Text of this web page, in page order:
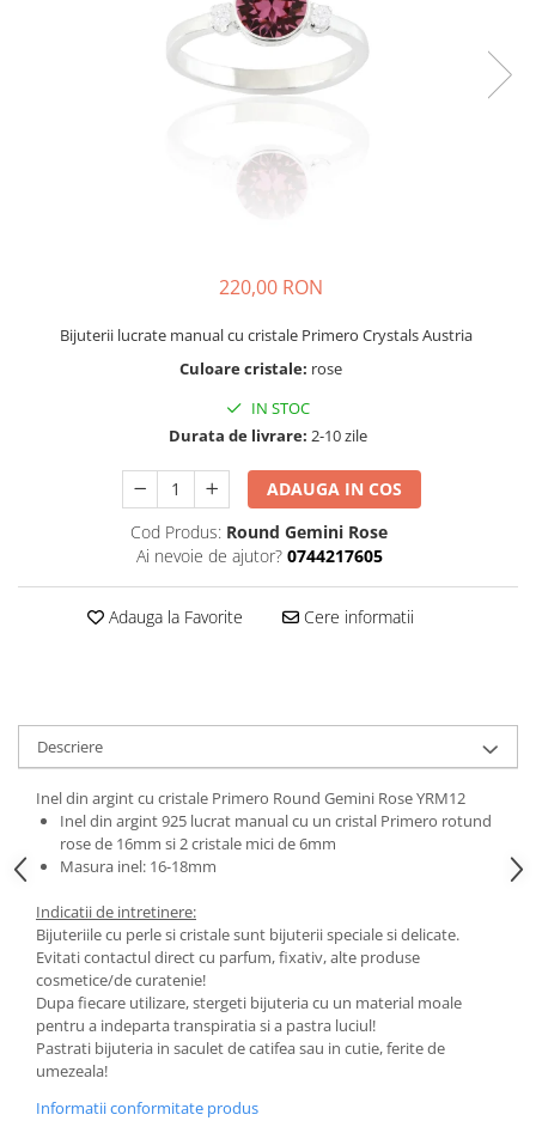
220,00 RON
Bijuterii lucrate manual cu cristale Primero Crystals Austria
Culoare cristale: rose
IN STOC
Durata de livrare: 2-10 zile
ADAUGA IN COS
Cod Produs: Round Gemini Rose
Ai nevoie de ajutor? 0744217605
Adauga la Favorite Cere informatii
Descriere
Inel din argint cu cristale Primero Round Gemini Rose YRM12
Inel din argint 925 lucrat manual cu un cristal Primero rotund
rose de 16mm si 2 cristale mici de 6mm
Masura inel: 16-18mm
Indicatii de intretinere:
Bijuteriile cu perle si cristale sunt bijuterii speciale si delicate.
Evitati contactul direct cu parfum, fixativ, alte produse
cosmetice/de curatenie!
Dupa fiecare utilizare, stergeti bijuteria cu un material moale
pentru a indeparta transpiratia si a pastra luciul!
Pastrati bijuteria in saculet de catifea sau in cutie, ferite de
umezeala!
Informatii conformitate produs